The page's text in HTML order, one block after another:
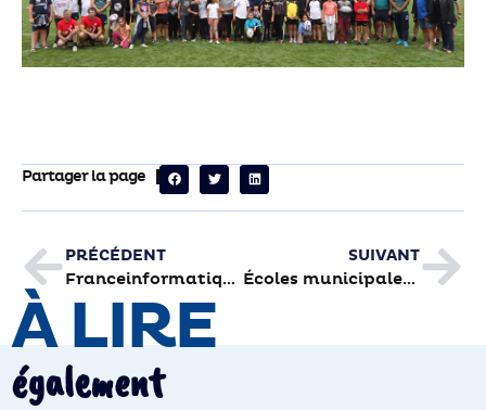
Partager la page
PRÉCÉDENT
Franceinformatique.fr
SUIVANT
Écoles municipales de sport: top départ pour s’inscrire
À LIRE
également